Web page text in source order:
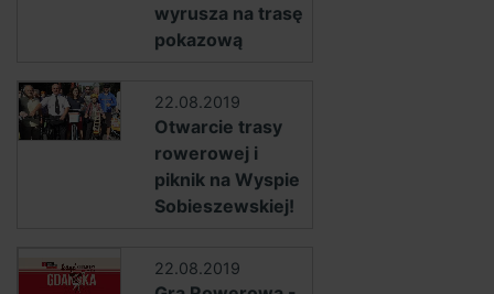
wyrusza na trasę
pokazową
22.08.2019
Otwarcie trasy
rowerowej i
piknik na Wyspie
Sobieszewskiej!
22.08.2019